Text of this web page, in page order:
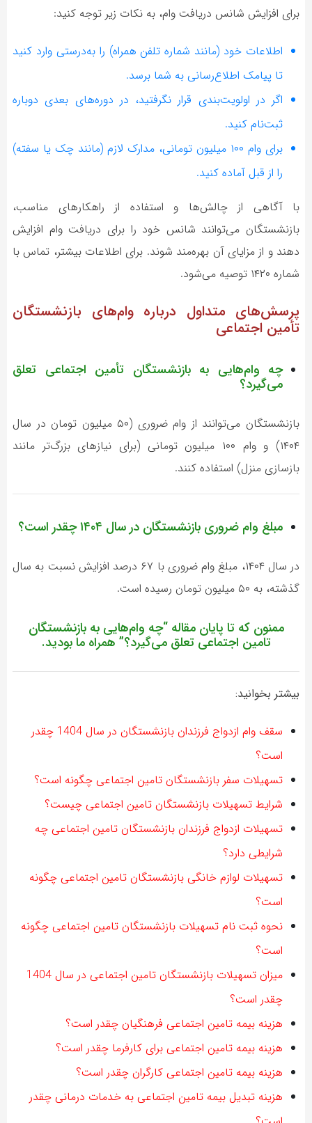
برای افزایش شانس دریافت وام، به نکات زیر توجه کنید:
اطلاعات خود (مانند شماره تلفن همراه) را به‌درستی وارد کنید
تا پیامک اطلاع‌رسانی به شما برسد.
اگر در اولویت‌بندی قرار نگرفتید، در دوره‌های بعدی دوباره
ثبت‌نام کنید.
برای وام ۱۰۰ میلیون تومانی، مدارک لازم (مانند چک یا سفته)
را از قبل آماده کنید.
با آگاهی از چالش‌ها و استفاده از راهکارهای مناسب،
بازنشستگان می‌توانند شانس خود را برای دریافت وام افزایش
دهند و از مزایای آن بهره‌مند شوند. برای اطلاعات بیشتر، تماس با
شماره ۱۴۲۰ توصیه می‌شود.
پرسش‌های متداول درباره وام‌های بازنشستگان
تأمین اجتماعی
چه وام‌هایی به بازنشستگان تأمین اجتماعی تعلق
می‌گیرد؟
بازنشستگان می‌توانند از وام ضروری (۵۰ میلیون تومان در سال
۱۴۰۴) و وام ۱۰۰ میلیون تومانی (برای نیازهای بزرگ‌تر مانند
بازسازی منزل) استفاده کنند.
مبلغ وام ضروری بازنشستگان در سال ۱۴۰۴ چقدر است؟
در سال ۱۴۰۴، مبلغ وام ضروری با ۶۷ درصد افزایش نسبت به سال
گذشته، به ۵۰ میلیون تومان رسیده است.
ممنون که تا پایان مقاله “چه وام‌هایی به بازنشستگان
تامین اجتماعی تعلق می‌گیرد؟” همراه ما بودید.
بیشتر بخوانید:
سقف وام ازدواج فرزندان بازنشستگان در سال 1404 چقدر
است؟
تسهیلات سفر بازنشستگان تامین اجتماعی چگونه است؟
شرایط تسهیلات بازنشستگان تامین اجتماعی چیست؟
تسهیلات ازدواج فرزندان بازنشستگان تامین اجتماعی چه
شرایطی دارد؟
تسهیلات لوازم خانگی بازنشستگان تامین اجتماعی چگونه
است؟
نحوه ثبت نام تسهیلات بازنشستگان تامین اجتماعی چگونه
است؟
میزان تسهیلات بازنشستگان تامین اجتماعی در سال 1404
چقدر است؟
هزینه بیمه تامین اجتماعی فرهنگیان چقدر است؟
هزینه بیمه تامین اجتماعی برای کارفرما چقدر است؟
هزینه بیمه تامین اجتماعی کارگران چقدر است؟
هزینه تبدیل بیمه تامین اجتماعی به خدمات درمانی چقدر